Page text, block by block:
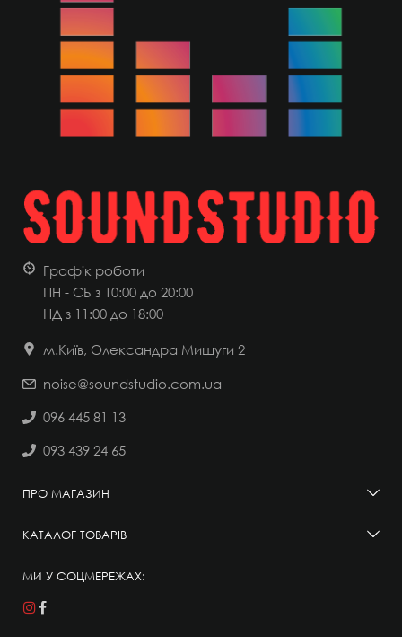
Графік роботи
ПН - СБ з 10:00 до 20:00
НД з 11:00 до 18:00
м.Київ, Олександра Мишуги 2
noise@soundstudio.com.ua
096 445 81 13
093 439 24 65
ПРО МАГАЗИН
КАТАЛОГ ТОВАРІВ
МИ У СОЦМЕРЕЖАХ: